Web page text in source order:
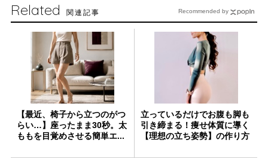
Related 関連記事
【最近、椅子から立つのがつ
らい…】座ったまま30秒。太
ももを目覚めさせる簡単エ...
立っているだけでお腹も脚も
引き締まる！痩せ体質に導く
【理想の立ち姿勢】の作り方
Recommended by